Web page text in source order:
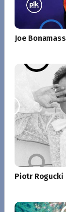
Joe
Piotr Rogucki